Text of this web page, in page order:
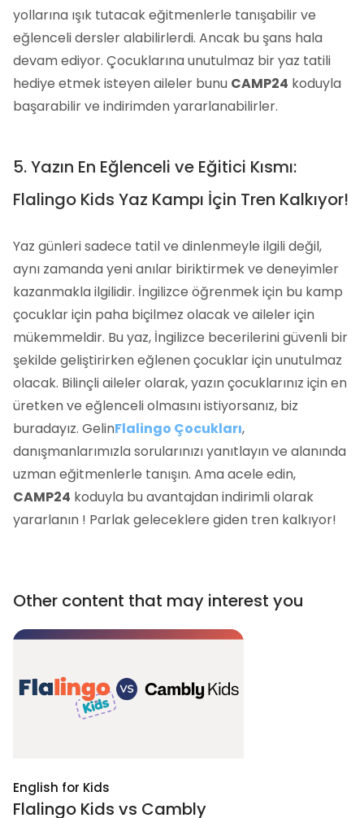
yollarına ışık tutacak eğitmenlerle tanışabilir ve
eğlenceli dersler alabilirlerdi. Ancak bu şans hala
devam ediyor. Çocuklarına unutulmaz bir yaz tatili
hediye etmek isteyen aileler bunu CAMP24 koduyla
başarabilir ve indirimden yararlanabilirler.
5. Yazın En Eğlenceli ve Eğitici Kısmı:
Flalingo Kids Yaz Kampı İçin Tren Kalkıyor!
Yaz günleri sadece tatil ve dinlenmeyle ilgili değil,
aynı zamanda yeni anılar biriktirmek ve deneyimler
kazanmakla ilgilidir. İngilizce öğrenmek için bu kamp
çocuklar için paha biçilmez olacak ve aileler için
mükemmeldir. Bu yaz, İngilizce becerilerini güvenli bir
şekilde geliştirirken eğlenen çocuklar için unutulmaz
olacak. Bilinçli aileler olarak, yazın çocuklarınız için en
üretken ve eğlenceli olmasını istiyorsanız, biz
buradayız. GelinFlalingo Çocukları,
danışmanlarımızla sorularınızı yanıtlayın ve alanında
uzman eğitmenlerle tanışın. Ama acele edin,
CAMP24 koduyla bu avantajdan indirimli olarak
yararlanın ! Parlak geleceklere giden tren kalkıyor!
Other content that may interest you
English for Kids
Flalingo Kids vs Cambly